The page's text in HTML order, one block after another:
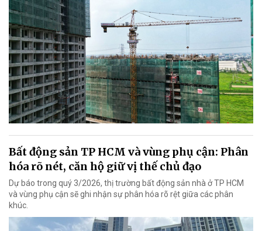
Bất động sản TP HCM và vùng phụ cận: Phân
hóa rõ nét, căn hộ giữ vị thế chủ đạo
Dự báo trong quý 3/2026, thị trường bất động sản nhà ở TP HCM
và vùng phụ cận sẽ ghi nhận sự phân hóa rõ rệt giữa các phân
khúc.